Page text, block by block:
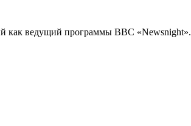
как ведущий программы BBC «Newsnight».